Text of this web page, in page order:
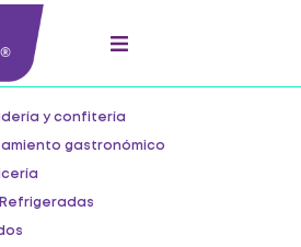
y confitería
gastronómico
Refrigeradas